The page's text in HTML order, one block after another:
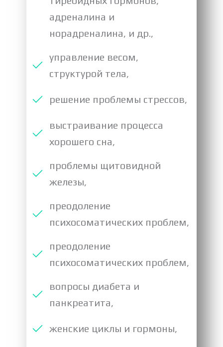
адреналина и
норадреналина, и др.,
управление весом,
структурой тела,
решение проблемы стрессов,
выстраивание процесса
хорошего сна,
проблемы щитовидной
железы,
преодоление
психосоматических проблем,
преодоление
психосоматических проблем,
вопросы диабета и
панкреатита,
женские циклы и гормоны,